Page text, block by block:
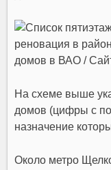
На схеме выше
домов (цифры с
назначение
Около метро